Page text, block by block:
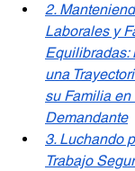
2.
Laborales y
Equilibradas:
una
su Familia
Demandante
3. Luchando
Trabajo